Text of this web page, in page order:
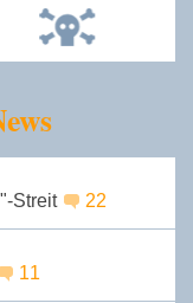
Streit
22
11